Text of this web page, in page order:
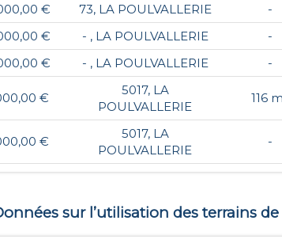
€ 73, LA POULVALLERIE -
€ - , LA POULVALLERIE -
€ - , LA POULVALLERIE -
€
5017, LA
POULVALLERIE
116
€
5017, LA
POULVALLERIE
-
sur l’utilisation des terrains de